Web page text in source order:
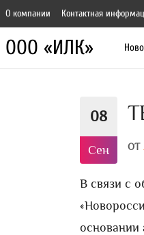
О компании Контактная
ООО «ИЛК»
08
Сен ОТ
В связи с
основании